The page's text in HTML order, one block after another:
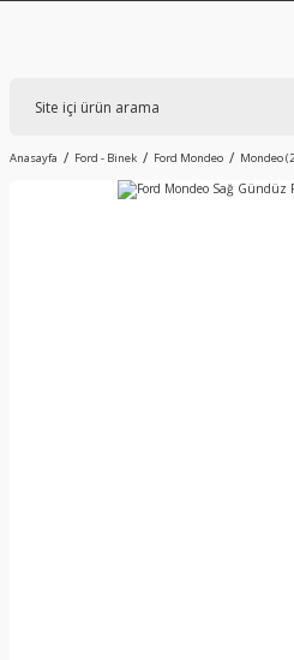
Anasayfa Ford - Binek Ford Mondeo Mondeo